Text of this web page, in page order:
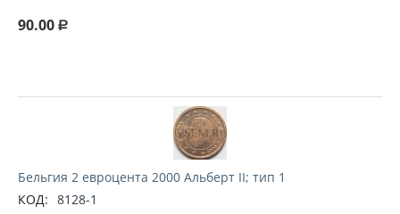
90.00 Р
Бельгия 2 евроцента 2000 Альберт II; тип 1
КОД: 8128-1